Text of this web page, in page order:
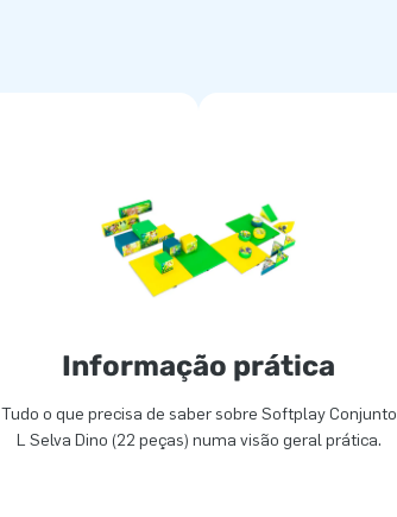
Informação prática
Tudo o que precisa de saber sobre Softplay Conjunto
L Selva Dino (22 peças) numa visão geral prática.